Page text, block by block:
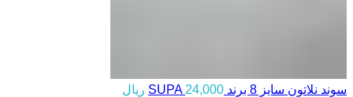
سوند نلاتون سایز 8 برند SUPA 24,000
ریال